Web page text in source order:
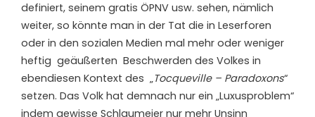
definiert, seinem gratis ÖPNV usw. sehen, nämlich
weiter, so könnte man in der Tat die in Leserforen
oder in den sozialen Medien mal mehr oder weniger
heftig geäußerten Beschwerden des Volkes in
ebendiesen Kontext des „Tocqueville – Paradoxons“
setzen. Das Volk hat demnach nur ein „Luxusproblem“
indem gewisse Schlaumeier nur mehr Unsinn